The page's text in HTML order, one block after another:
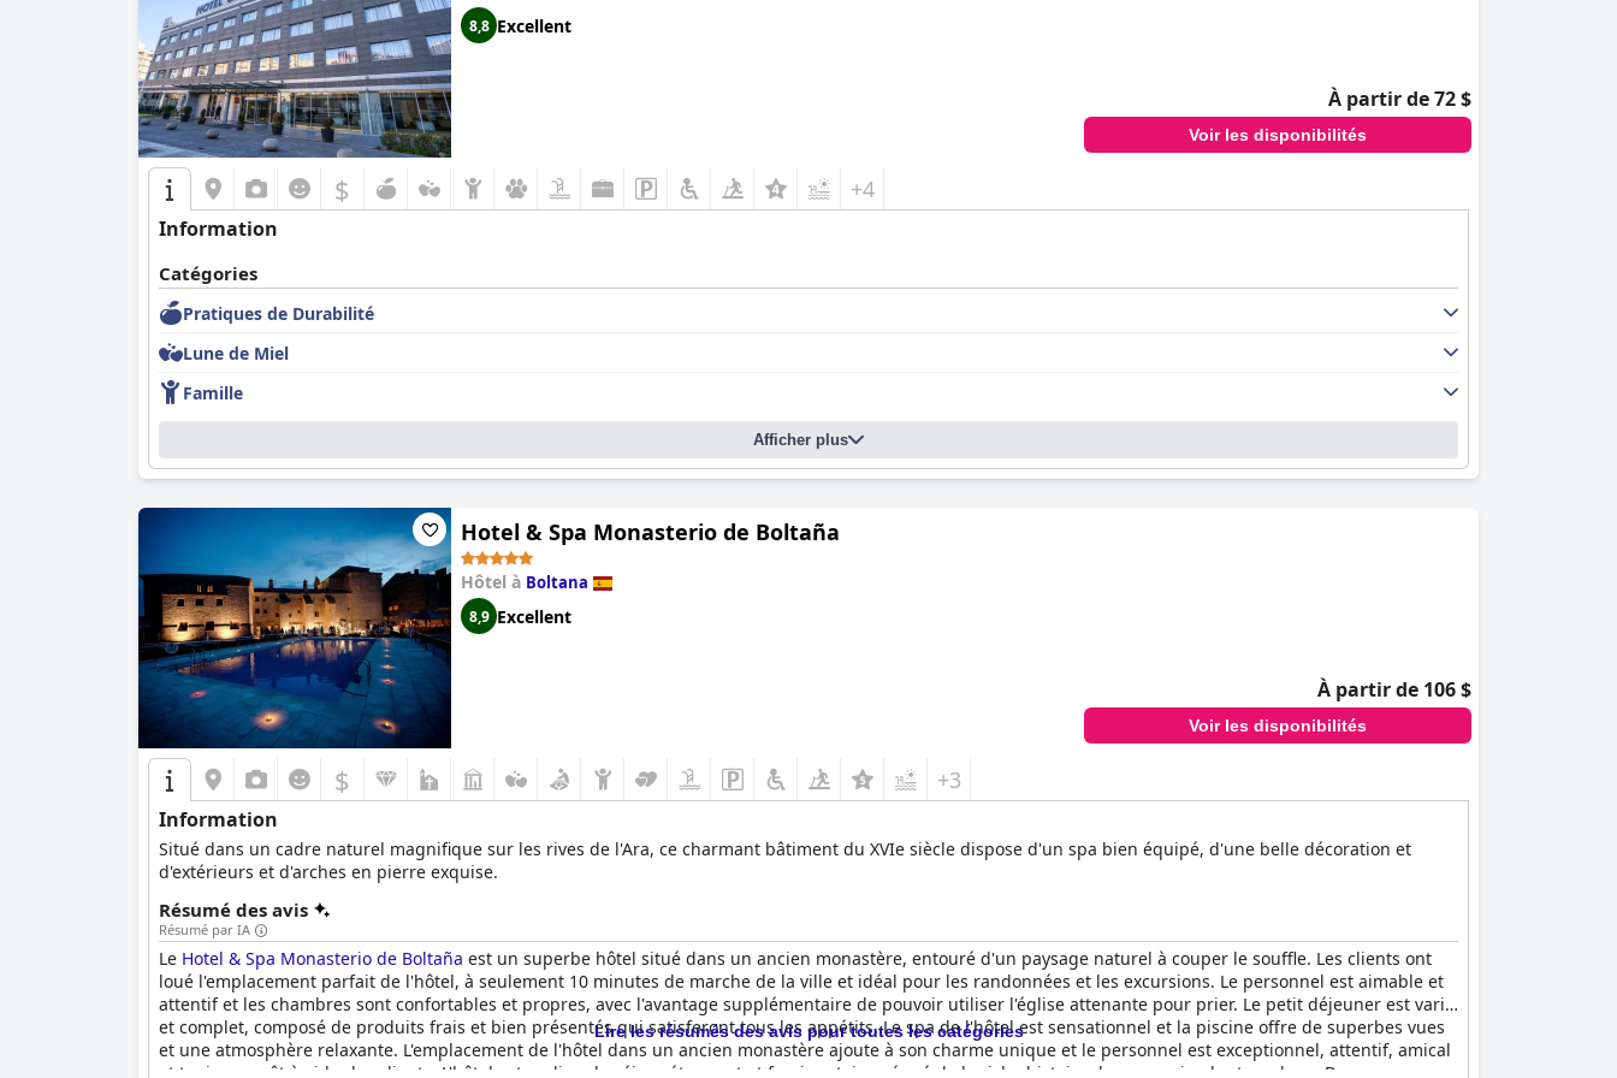
8,8 Excellent
À partir de 72 $
Voir les disponibilités
$ +4
Information
Catégories
Pratiques de Durabilité
Lune de Miel
Famille
Afficher plus
Hotel & Spa Monasterio de Boltaña
Hôtel à Boltana
8,9 Excellent
À partir de 106 $
Voir les disponibilités
$ +3
Information
Situé dans un cadre naturel magnifique sur les rives de l'Ara, ce charmant bâtiment du XVIe siècle dispose d'un spa bien équipé, d'une belle décoration et
d'extérieurs et d'arches en pierre exquise.
Résumé des avis
Résumé par IA
Le Hotel & Spa Monasterio de Boltaña est un superbe hôtel situé dans un ancien monastère, entouré d'un paysage naturel à couper le souffle. Les clients ont
loué l'emplacement parfait de l'hôtel, à seulement 10 minutes de marche de la ville et idéal pour les randonnées et les excursions. Le personnel est aimable et
attentif et les chambres sont confortables et propres, avec l'avantage supplémentaire de pouvoir utiliser l'église attenante pour prier. Le petit déjeuner est varié
et complet, composé de produits frais et bien présentés qui satisferont tous les appétits. Le spa de l'hôtel est sensationnel et la piscine offre de superbes vues
et une atmosphère relaxante. L'emplacement de l'hôtel dans un ancien monastère ajoute à son charme unique et le personnel est exceptionnel, attentif, amical
et toujours prêt à aider les clients. L'hôtel est un lieu de séjour étonnant et fascinant, imprégné de la riche histoire de son ancien kosteranlage. Dans
Lire les résumés des avis pour toutes les catégories